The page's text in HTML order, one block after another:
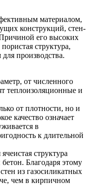
материалом,
конструкций, стен-
его высоких
структура,
производства.
от численного
теплоизоляционные и
от плотности, но и
качество означает
в
к длительной
ячеистая структура
Благодаря этому
из газосиликатных
чем в кирпичном